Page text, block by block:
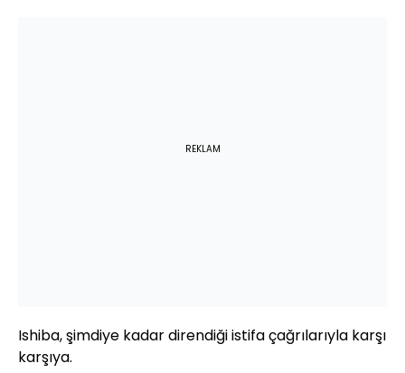
REKLAM
Ishiba, şimdiye kadar direndiği istifa çağrılarıyla karşı
karşıya.